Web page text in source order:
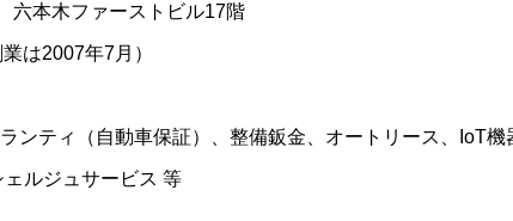
木ファーストビル17階
2007年7月）
ティ（自動車保証）、整備鈑金、オートリース、IoT機
ュサービス 等